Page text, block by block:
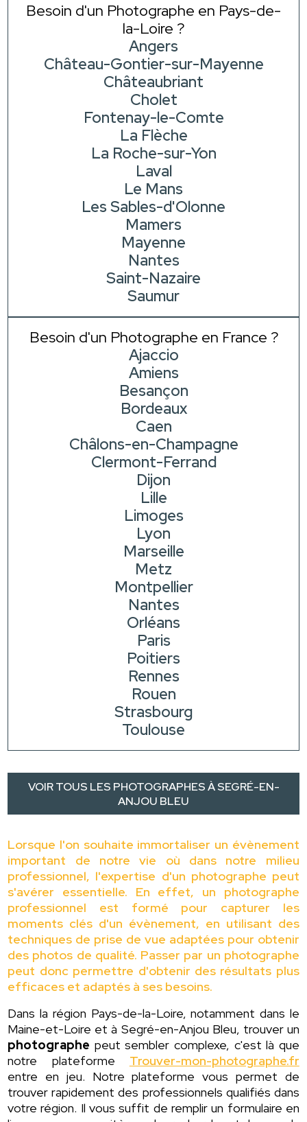
Besoin d'un Photographe en Pays-de-
la-Loire ?
Angers
Château-Gontier-sur-Mayenne
Châteaubriant
Cholet
Fontenay-le-Comte
La Flèche
La Roche-sur-Yon
Laval
Le Mans
Les Sables-d'Olonne
Mamers
Mayenne
Nantes
Saint-Nazaire
Saumur
Besoin d'un Photographe en France ?
Ajaccio
Amiens
Besançon
Bordeaux
Caen
Châlons-en-Champagne
Clermont-Ferrand
Dijon
Lille
Limoges
Lyon
Marseille
Metz
Montpellier
Nantes
Orléans
Paris
Poitiers
Rennes
Rouen
Strasbourg
Toulouse
VOIR TOUS LES PHOTOGRAPHES À SEGRÉ-EN-
ANJOU BLEU
Lorsque l'on souhaite immortaliser un évènement
important de notre vie où dans notre milieu
professionnel, l'expertise d'un photographe peut
s'avérer essentielle. En effet, un photographe
professionnel est formé pour capturer les
moments clés d'un évènement, en utilisant des
techniques de prise de vue adaptées pour obtenir
des photos de qualité. Passer par un photographe
peut donc permettre d'obtenir des résultats plus
efficaces et adaptés à ses besoins.
Dans la région Pays-de-la-Loire, notamment dans le
Maine-et-Loire et à Segré-en-Anjou Bleu, trouver un
photographe peut sembler complexe, c'est là que
notre plateforme Trouver-mon-photographe.fr
entre en jeu. Notre plateforme vous permet de
trouver rapidement des professionnels qualifiés dans
votre région. Il vous suffit de remplir un formulaire en